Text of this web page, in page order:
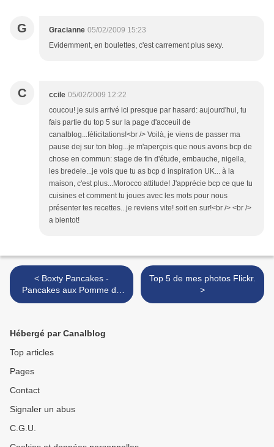
G Gracianne 05/02/2009 15:23
Evidemment, en boulettes, c'est carrement plus sexy.
C ccile 05/02/2009 12:22
coucou! je suis arrivé ici presque par hasard: aujourd'hui, tu
fais partie du top 5 sur la page d'acceuil de
canalblog...félicitations!<br /> Voilà, je viens de passer ma
pause dej sur ton blog...je m'aperçois que nous avons bcp de
chose en commun: stage de fin d'étude, embauche, nigella,
les bredele...je vois que tu as bcp d inspiration UK... à la
maison, c'est plus...Morocco attitude! J'apprécie bcp ce que tu
cuisines et comment tu joues avec les mots pour nous
présenter tes recettes...je reviens vite! soit en sur!<br /> <br />
a bientot!
< Boxty Pancakes -
Pancakes aux Pomme de
Terre.
Top 5 de mes photos Flickr.
>
Hébergé par Canalblog
Top articles
Pages
Contact
Signaler un abus
C.G.U.